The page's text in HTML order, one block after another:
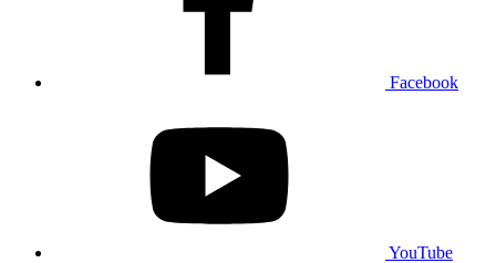
Facebook
YouTube